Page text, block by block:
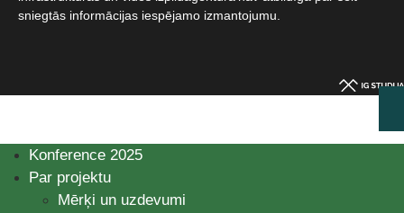
sniegtās informācijas iespējamo izmantojumu.​
Konference 2025
Par projektu
Mērķi un uzdevumi